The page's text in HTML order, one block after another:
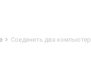
Соединить два